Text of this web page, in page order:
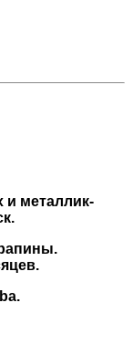
и металлик-